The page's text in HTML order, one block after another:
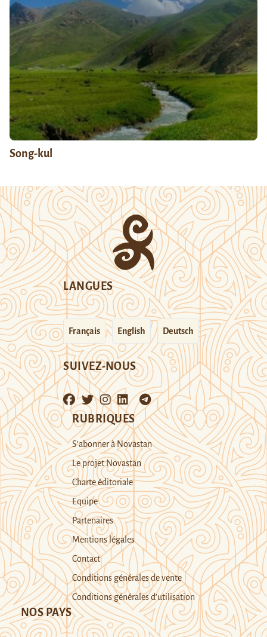
Song-kul
LANGUES
Français English Deutsch
SUIVEZ-NOUS
RUBRIQUES
S’abonner à Novastan
Le projet Novastan
Charte éditoriale
Equipe
Partenaires
Mentions légales
Contact
Conditions générales de vente
Conditions générales d’utilisation
NOS PAYS